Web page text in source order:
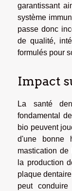
garantissant
système
passe donc
de qualité,
formulés pour
Impact
La santé
fondamental
bio peuvent
d'une bonne
mastication
la production
plaque
peut